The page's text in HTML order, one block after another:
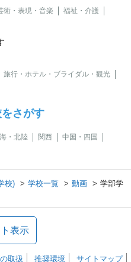
術・表現・音楽
福祉・介護
旅行・ホテル・ブライダル・観光
さがす
・北陸 関西
中国・四国
校) 学校一覧 動画
学部学
表示
取扱 推奨環境 サイトマップ